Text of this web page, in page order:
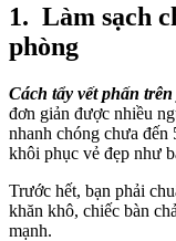
1. Làm sạch
phòng
Cách tẩy vết phấn
đơn giản được nhiều
nhanh chóng chưa đến
khôi phục vẻ đẹp như
Trước hết, bạn phải
khăn khô, chiếc bàn
mạnh.